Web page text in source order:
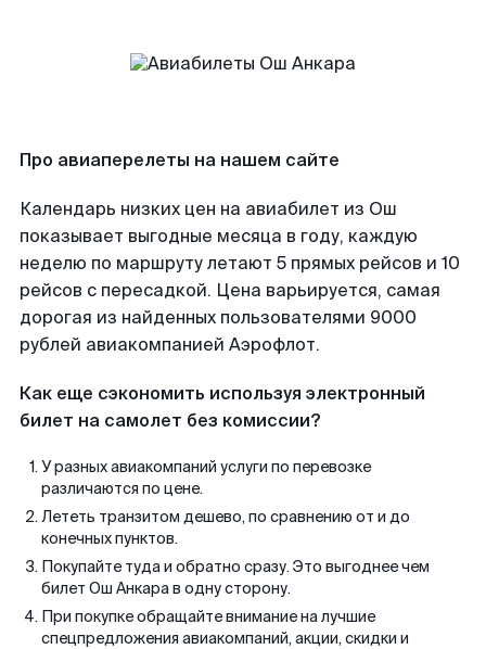
Про авиаперелеты на нашем сайте
Календарь низких цен на авиабилет из Ош
показывает выгодные месяца в году, каждую
неделю по маршруту летают 5 прямых рейсов и 10
рейсов с пересадкой. Цена варьируется, самая
дорогая из найденных пользователями 9000
рублей авиакомпанией Аэрофлот.
Как еще сэкономить используя электронный
билет на самолет без комиссии?
У разных авиакомпаний услуги по перевозке
различаются по цене.
Лететь транзитом дешево, по сравнению от и до
конечных пунктов.
Покупайте туда и обратно сразу. Это выгоднее чем
билет Ош Анкара в одну сторону.
При покупке обращайте внимание на лучшие
спецпредложения авиакомпаний, акции, скидки и